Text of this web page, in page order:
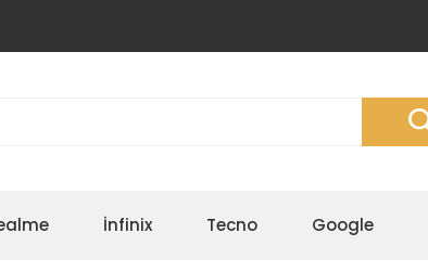
İnfinix Tecno Google